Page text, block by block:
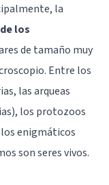
la
los
de tamaño muy
Entre los
las arqueas
los protozoos
enigmáticos
son seres vivos.